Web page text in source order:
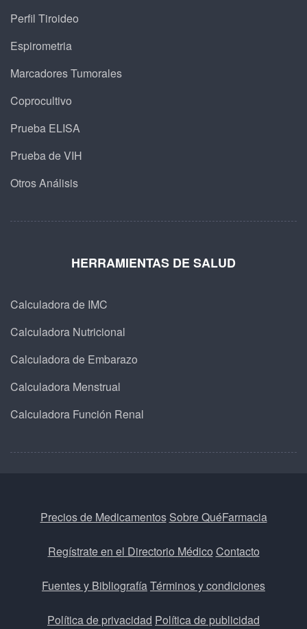
Perfil Tiroideo
Espirometria
Marcadores Tumorales
Coprocultivo
Prueba ELISA
Prueba de VIH
Otros Análisis
HERRAMIENTAS DE SALUD
Calculadora de IMC
Calculadora Nutricional
Calculadora de Embarazo
Calculadora Menstrual
Calculadora Función Renal
Precios de Medicamentos Sobre QuéFarmacia
Regístrate en el Directorio Médico Contacto
Fuentes y BibliografíaTérminos y condiciones
Política de privacidad Política de publicidad